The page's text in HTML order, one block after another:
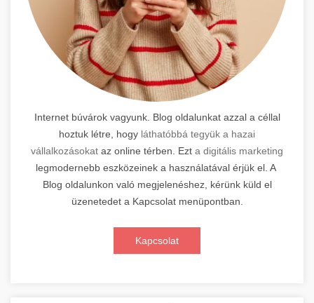
Internet búvárok vagyunk. Blog oldalunkat azzal a céllal
hoztuk létre, hogy láthatóbbá tegyük a hazai
vállalkozásokat az online térben. Ezt a digitális marketing
legmodernebb eszközeinek a használatával érjük el. A
Blog oldalunkon való megjelenéshez, kérünk küld el
üzenetedet a Kapcsolat menüpontban.
Kapcsolat